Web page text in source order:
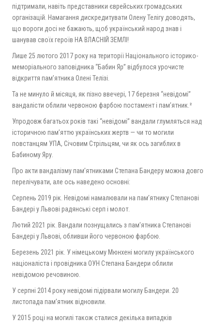
підтримали, навіть представники єврейських громадських
організацій. Намагання дискредитувати Олену Телігу доводять,
що вороги досі не бажають, щоб український народ знав і
шанував своїх героїв НА ВЛАСНІЙ ЗЕМЛІ!
Лише 25 лютого 2017 року на території Національного історико-
меморіального заповідника “Бабин Яр” відбулося урочисте
відкриття пам’ятника Олені Телізі.
Та не минуло й місяця, як пізно ввечері, 17 березня “невідомі”
вандалісти облили червоною фарбою постамент і пам’ятник.²
Упродовж багатьох років такі “невідомі” вандали глумляться над
історичною пам’яттю українських жертв — чи то могили
повстанцям УПА, Січовим Стрільцям, чи як ось загиблих в
Бабиному Яру.
Про акти вандалізму пам’ятниками Степана Бандеру можна довго
перелічувати, але ось наведено основні:
Серпень 2019 рік. Невідомі намалювали на пам’ятнику Степанові
Бандері у Львові радянські серп і молот.
Лютий 2021 рік. Вандали познущались з пам’ятника Степанові
Бандері у Львові, обливши його червоною фарбою.
Березень 2021 рік. У німецькому Мюнхені могилу українського
націоналіста і провідника ОУН Степана Бандери облили
невідомою речовиною.
У серпні 2014 року невідомі підірвали могилу Бандери. 20
листопада пам’ятник відновили.
У 2015 році на могилі також сталися декілька випадків